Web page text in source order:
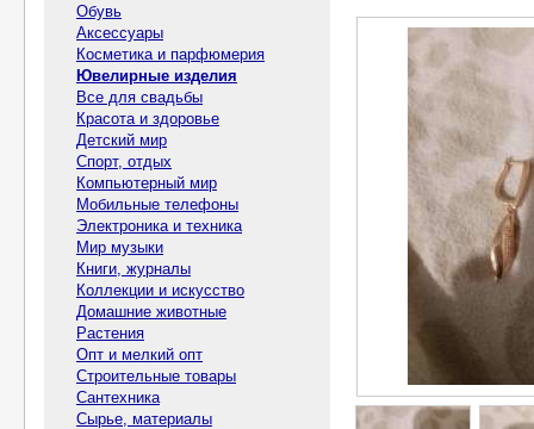
Обувь
Аксессуары
Косметика и парфюмерия
Ювелирные изделия
Все для свадьбы
Красота и здоровье
Детский мир
Спорт, отдых
Компьютерный мир
Мобильные телефоны
Электроника и техника
Мир музыки
Книги, журналы
Коллекции и искусство
Домашние животные
Растения
Опт и мелкий опт
Строительные товары
Сантехника
Сырье, материалы